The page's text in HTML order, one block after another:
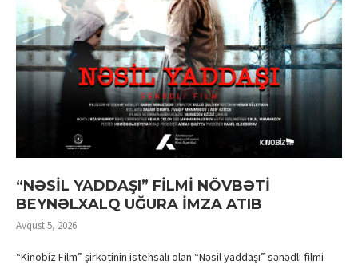
“NƏSİL YADDAŞI” FİLMİ NÖVBƏTİ
BEYNƏLXALQ UĞURA İMZA ATIB
Avqust 5, 2026
“Kinobiz Film” şirkətinin istehsalı olan “Nəsil yaddaşı” sənədli filmi